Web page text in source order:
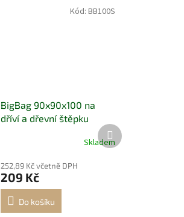
BigBag 90x90x100 na
dříví a dřevní štěpku
Skladem
252,89 Kč včetně DPH
209 Kč
Do košíku
Kód: BB100S
Další
produkt